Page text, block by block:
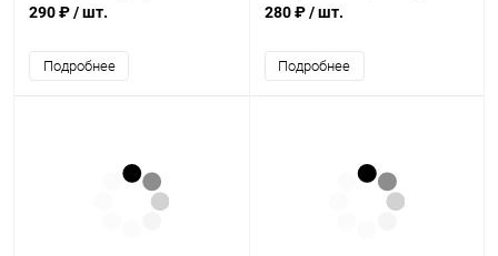
290 ₽/ шт.
Подробнее
Крым
280 ₽/ шт.
Подробнее